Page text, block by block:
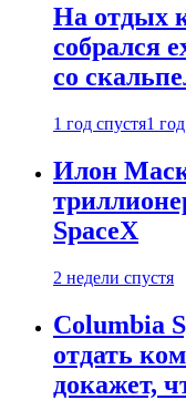
На отдых
собрался
со
1 год спустя1
Илон Маск
SpaceX
2 недели спустя
Columbia
отдать
докажет,